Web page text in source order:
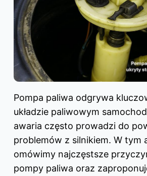
Pompa paliwa odgrywa
układzie paliwowym
awaria często prowadzi do
problemów z silnikiem. W tym
omówimy najczęstsze
pompy paliwa oraz